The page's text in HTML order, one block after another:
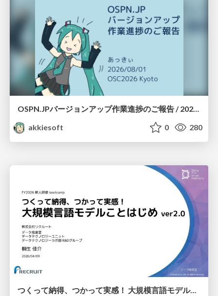
OSPN.JPバージョンアップ作業進捗のご報告 / 20260801-osc26kyoto
akkiesoft
0 280
つくって納得、つかって実感！ 大規模言語モデルことはじめ ver2.0